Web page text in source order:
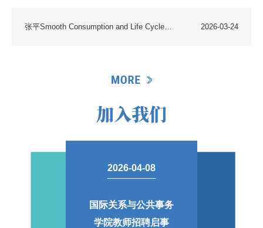
张平Smooth Consumption and Life Cycle 2026-03-24
加入我们
2026-04-08
国际关系与公共事务
学院教师招聘启事